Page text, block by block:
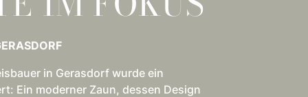
in Gerasdorf wurde ein
Ein moderner Zaun, dessen Design